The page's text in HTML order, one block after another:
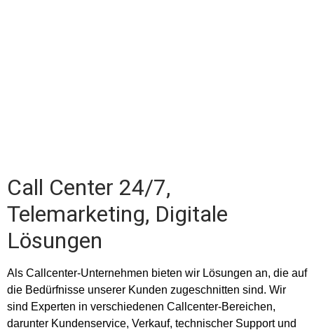
Call Center 24/7,
Telemarketing, Digitale
Lösungen
Als Callcenter-Unternehmen bieten wir Lösungen an, die auf
die Bedürfnisse unserer Kunden zugeschnitten sind. Wir
sind Experten in verschiedenen Callcenter-Bereichen,
darunter Kundenservice, Verkauf, technischer Support und